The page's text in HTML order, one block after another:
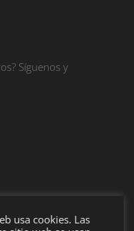
Síguenos y
usa cookies. Las